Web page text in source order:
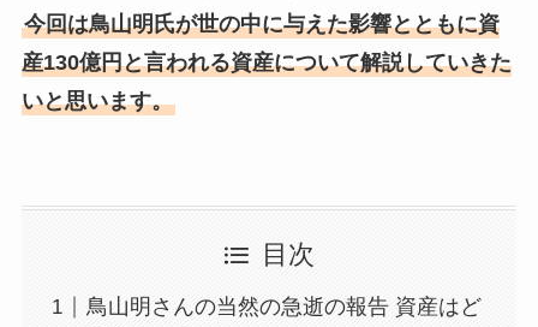
今回は鳥山明氏が世の中に与えた影響とともに資
産130億円と言われる資産について解説していきた
いと思います。
目次
鳥山明さんの当然の急逝の報告 資産はど